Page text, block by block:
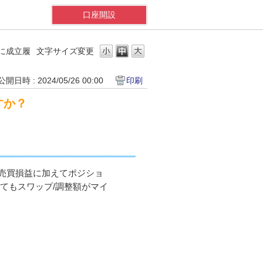
口座開設
文字サイズ変更
成立履
開日時 : 2024/05/26 00:00 印刷
？
買損益に加えてポジショ
もスワップ/調整額がマイ